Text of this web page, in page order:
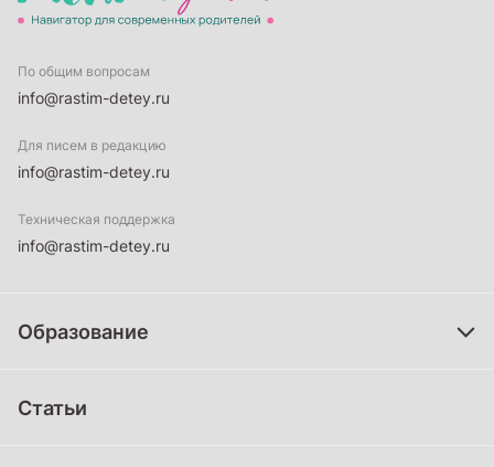
По общим вопросам
info@rastim-detey.ru
Для писем в редакцию
info@rastim-detey.ru
Техническая поддержка
info@rastim-detey.ru
Образование
Статьи